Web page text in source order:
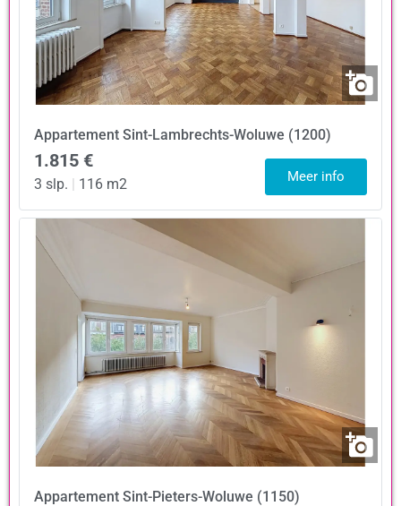
Appartement Sint-Lambrechts-Woluwe (1200)
1.815 €
3 slp. 116 m2 Meer info
Appartement Sint-Pieters-Woluwe (1150)